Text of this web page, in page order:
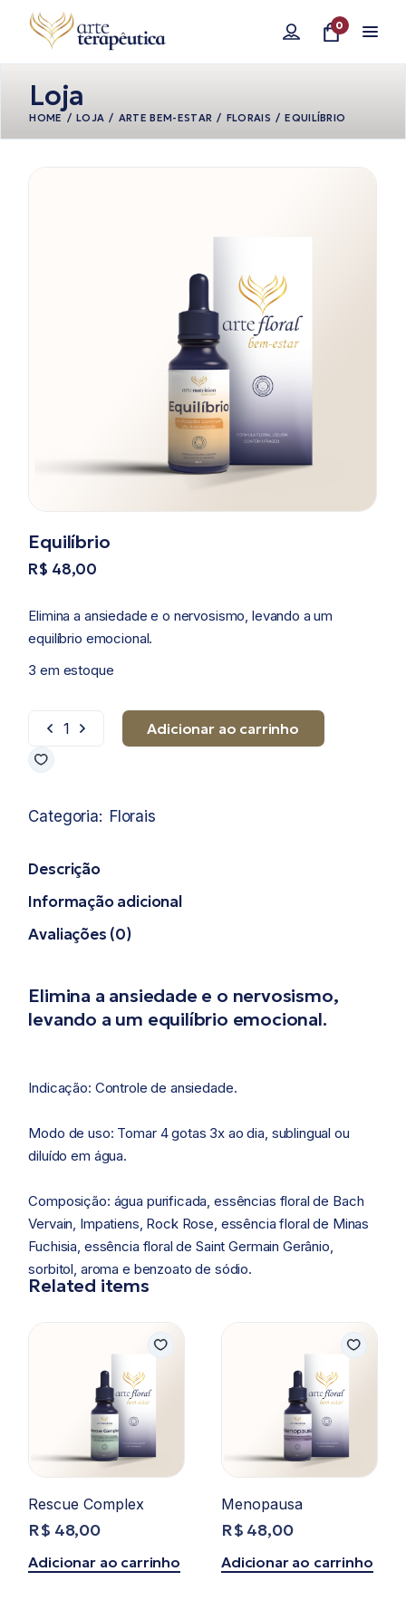
conteúdo
0
Loja
HOME LOJA ARTE BEM-ESTAR FLORAIS EQUILÍBRIO
Equilíbrio
R$ 48,00
Elimina a ansiedade e o nervosismo, levando a um
equilíbrio emocional.
3 em estoque
Equilíbrio quantidadeAdicionar ao carrinho
Categoria: Florais
Descrição
Informação adicional
Avaliações (0)
Elimina a ansiedade e o nervosismo,
levando a um equilíbrio emocional.
Indicação: Controle de ansiedade.
Modo de uso: Tomar 4 gotas 3x ao dia, sublingual ou
diluído em água.
Composição: água purificada, essências floral de Bach
Vervain, Impatiens, Rock Rose, essência floral de Minas
Fuchisia, essência floral de Saint Germain Gerânio,
sorbitol, aroma e benzoato de sódio.
Related items
Rescue Complex
R$ 48,00
Adicionar ao carrinho
Menopausa
R$ 48,00
Adicionar ao carrinho